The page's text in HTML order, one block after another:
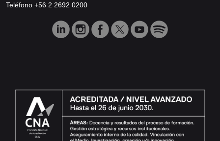
Teléfono +56 2 2692 0200